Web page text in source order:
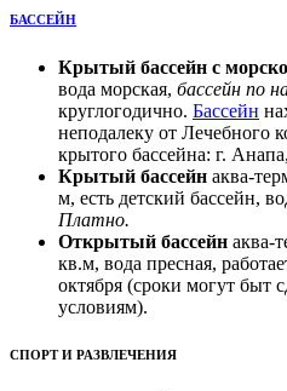
БАССЕЙН
Крытый бассейн с
вода морская, бассейн по
круглогодично. Бассейн
неподалеку от Лечебного
крытого бассейна: г.
Крытый бассейн аква-
м, есть детский бассейн,
Платно.
Открытый бассейн аква-
кв.м, вода пресная,
октября (сроки могут быт
условиям).
СПОРТ И РАЗВЛЕЧЕНИЯ